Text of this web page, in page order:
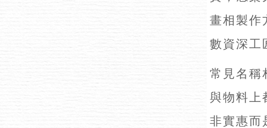
畫相製作
數資深工
常見名稱
與物料上
非實惠而